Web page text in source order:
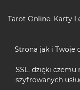
Tarot Online, Karty
Strona jak i Twoje
SSL, dzięki czemu
szyfrowanych